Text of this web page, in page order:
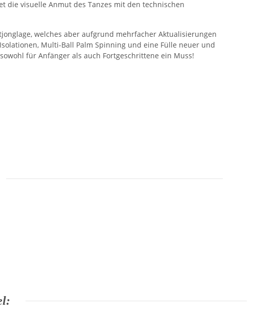
die visuelle Anmut des Tanzes mit den technischen
welches aber aufgrund mehrfacher Aktualisierungen
Multi-Ball Palm Spinning und eine Fülle neuer und
für Anfänger als auch Fortgeschrittene ein Muss!